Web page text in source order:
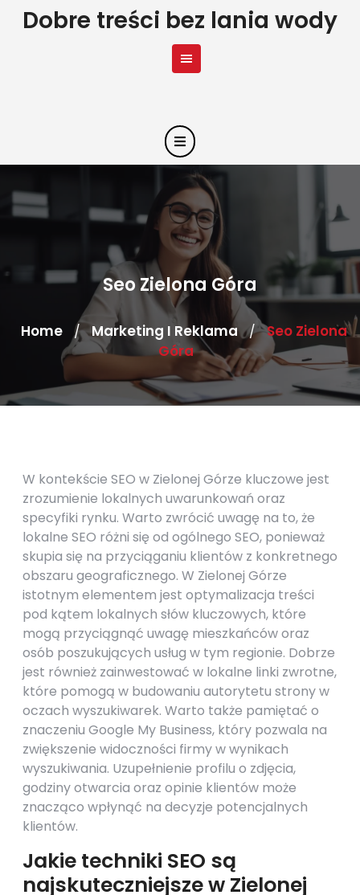
SkipDobre treści bez lania wody
Seo Zielona Góra
Home / Marketing I Reklama / Seo Zielona
Góra
W kontekście SEO w Zielonej Górze kluczowe jest
zrozumienie lokalnych uwarunkowań oraz
specyfiki rynku. Warto zwrócić uwagę na to, że
lokalne SEO różni się od ogólnego SEO, ponieważ
skupia się na przyciąganiu klientów z konkretnego
obszaru geograficznego. W Zielonej Górze
istotnym elementem jest optymalizacja treści
pod kątem lokalnych słów kluczowych, które
mogą przyciągnąć uwagę mieszkańców oraz
osób poszukujących usług w tym regionie. Dobrze
jest również zainwestować w lokalne linki zwrotne,
które pomogą w budowaniu autorytetu strony w
oczach wyszukiwarek. Warto także pamiętać o
znaczeniu Google My Business, który pozwala na
zwiększenie widoczności firmy w wynikach
wyszukiwania. Uzupełnienie profilu o zdjęcia,
godziny otwarcia oraz opinie klientów może
znacząco wpłynąć na decyzje potencjalnych
klientów.
Jakie techniki SEO są
najskuteczniejsze w Zielonej